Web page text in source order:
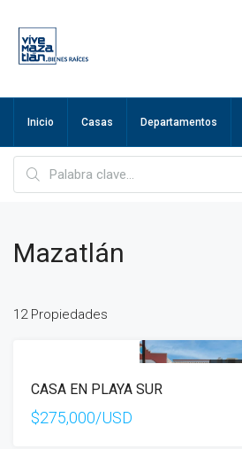
Inicio Casas Departamentos
Mazatlán
12 Propiedades
CASA EN PLAYA SUR
$275,000/USD